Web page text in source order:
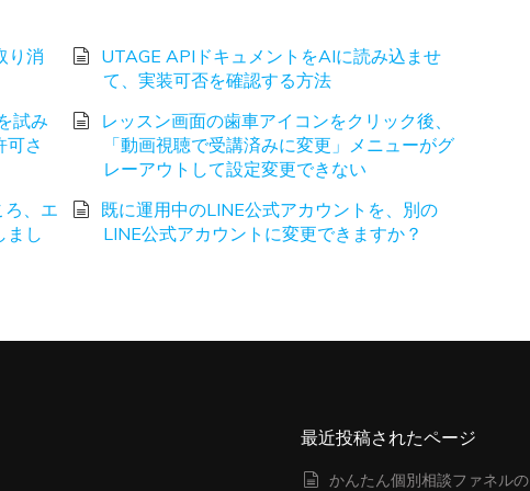
り消
UTAGE APIドキュメントをAIに読み込ませ
て、実装可否を確認する方法
試み
可さ
レッスン画面の歯車アイコンをクリック後、
「動画視聴で受講済みに変更」メニューがグ
レーアウトして設定変更できない
、エ
まし
既に運用中のLINE公式アカウントを、別の
LINE公式アカウントに変更できますか？
最近投稿されたページ
かんたん個別相談ファネル